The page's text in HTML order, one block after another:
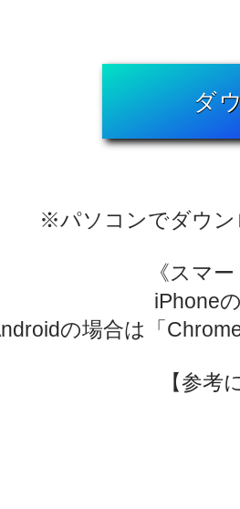
ダ
※パソコンでダウン
《スマ
iPhone
の場合は「
【参考